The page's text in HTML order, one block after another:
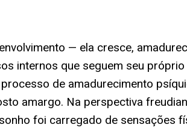
— ela cresce,
internos que seguem seu
de amadurecimento
amargo. Na perspectiva
foi carregado de sensações